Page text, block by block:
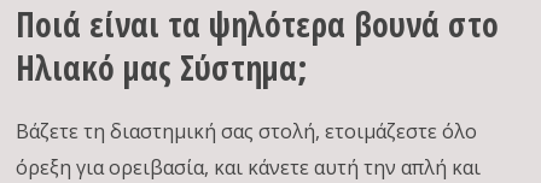
Ποιά είναι τα ψηλότερα βουνά στο
Ηλιακό μας Σύστημα;
Βάζετε τη διαστημική σας στολή, ετοιμάζεστε όλο
όρεξη για ορειβασία, και κάνετε αυτή την απλή και